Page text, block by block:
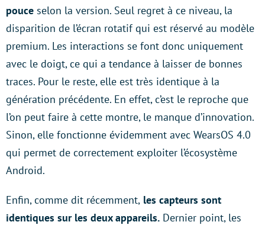
pouce selon la version. Seul regret à ce niveau, la
disparition de l’écran rotatif qui est réservé au modèle
premium. Les interactions se font donc uniquement
avec le doigt, ce qui a tendance à laisser de bonnes
traces. Pour le reste, elle est très identique à la
génération précédente. En effet, c’est le reproche que
l’on peut faire à cette montre, le manque d’innovation.
Sinon, elle fonctionne évidemment avec WearsOS 4.0
qui permet de correctement exploiter l’écosystème
Android.
Enfin, comme dit récemment, les capteurs sont
identiques sur les deux appareils. Dernier point, les